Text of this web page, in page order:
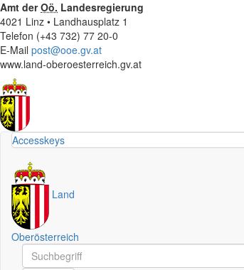
Amt derOö. Landesregierung
4021 Linz • Landhausplatz 1
Telefon (+43 732) 77 20-0
E-Mail post@ooe.gv.at
www.land-oberoesterreich.gv.at
Accesskeys
Land
Oberösterreich
Schnellsuche
Schnellsuche